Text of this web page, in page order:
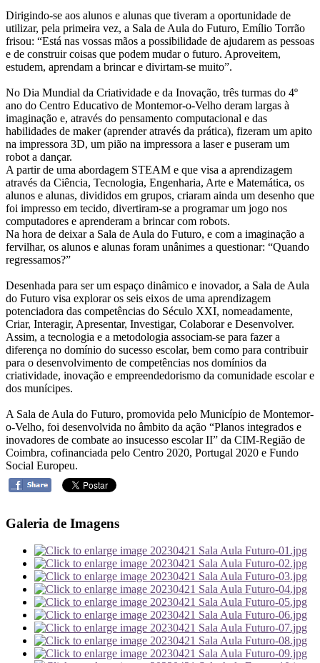
Dirigindo-se aos alunos e alunas que tiveram a oportunidade de
utilizar, pela primeira vez, a Sala de Aula do Futuro, Emílio Torrão
frisou: “Está nas vossas mãos a possibilidade de ajudarem as pessoas
e de construir coisas que podem mudar o futuro. Aproveitem,
estudem, aprendam a brincar e divirtam-se muito”.
No Dia Mundial da Criatividade e da Inovação, três turmas do 4º
ano do Centro Educativo de Montemor-o-Velho deram largas à
imaginação e, através do pensamento computacional e das
habilidades de maker (aprender através da prática), fizeram um apito
na impressora 3D, um pião na impressora a laser e puseram um
robot a dançar.
A partir de uma abordagem STEAM e que visa a aprendizagem
através da Ciência, Tecnologia, Engenharia, Arte e Matemática, os
alunos e alunas, divididos em grupos, criaram ainda um desenho que
foi impresso em tecido, divertiram-se a programar um jogo nos
computadores e aprenderam a brincar com robots.
Na hora de deixar a Sala de Aula do Futuro, e com a imaginação a
fervilhar, os alunos e alunas foram unânimes a questionar: “Quando
regressamos?”
Desenhada para ser um espaço dinâmico e inovador, a Sala de Aula
do Futuro visa explorar os seis eixos de uma aprendizagem
potenciadora das competências do Século XXI, nomeadamente,
Criar, Interagir, Apresentar, Investigar, Colaborar e Desenvolver.
Assim, a tecnologia e a metodologia associam-se para fazer a
diferença no domínio do sucesso escolar, bem como para contribuir
para o desenvolvimento de competências nos domínios da
criatividade, inovação e empreendedorismo da comunidade escolar e
dos munícipes.
A Sala de Aula do Futuro, promovida pelo Município de Montemor-
o-Velho, foi desenvolvida no âmbito da ação “Planos integrados e
inovadores de combate ao insucesso escolar II” da CIM-Região de
Coimbra, cofinanciada pelo Centro 2020, Portugal 2020 e Fundo
Social Europeu.
Galeria de Imagens